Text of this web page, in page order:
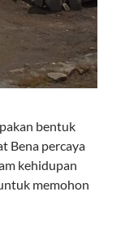
bentuk
Bena percaya
kehidupan
memohon